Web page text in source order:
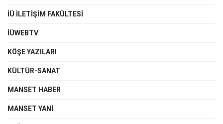
İÜ İLETIŞIM FAKÜLTESI
İÜWEBTV
KÖŞE YAZILARI
KÜLTÜR-SANAT
MANSET HABER
MANSET YANI